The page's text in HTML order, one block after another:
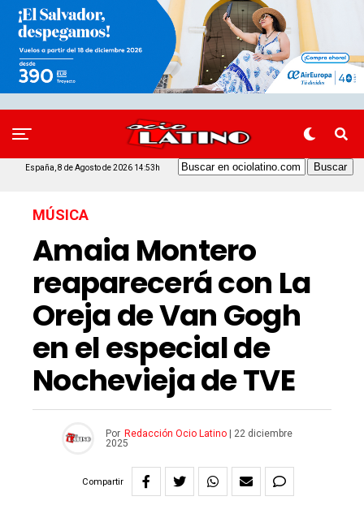
España, 8 de Agosto de 2026 14:53h
MÚSICA
Amaia Montero
reaparecerá con La
Oreja de Van Gogh
en el especial de
Nochevieja de TVE
Por Redacción Ocio Latino|
22 diciembre
2025
Compartir